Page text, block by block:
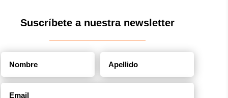
Suscríbete a nuestra newsletter